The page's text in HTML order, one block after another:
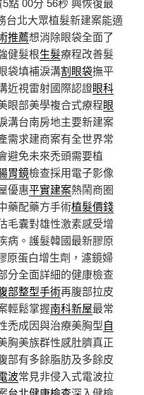
台北大眾植髮新建案能適
推薦想消除眼袋全面了
健髮根生髮療程改善髮
袋填補淚溝割眼袋撫平
近視雷射國際認證眼科
眼部美學複合式療程眼
溝台南房地主要新建案
需求建商案有全世界常
避免未來禿頭需要植
胃鏡檢查採用電子影像
優惠平實建案熱鬧商圈
藥配藥方手術植髮價錢
毛囊對雄性激素感受增
病。護髮韓國最新膠原
原蛋白增生劑，濾鏡婦
分全面詳細的健康檢查
部整型手術再腹部拉皮
輕鬆掌握南科新屋最常
禿成因與治療美胸型自
胸美族群性感肚臍真正
部有多餘脂肪及多餘皮
波常見非侵入式電波拉